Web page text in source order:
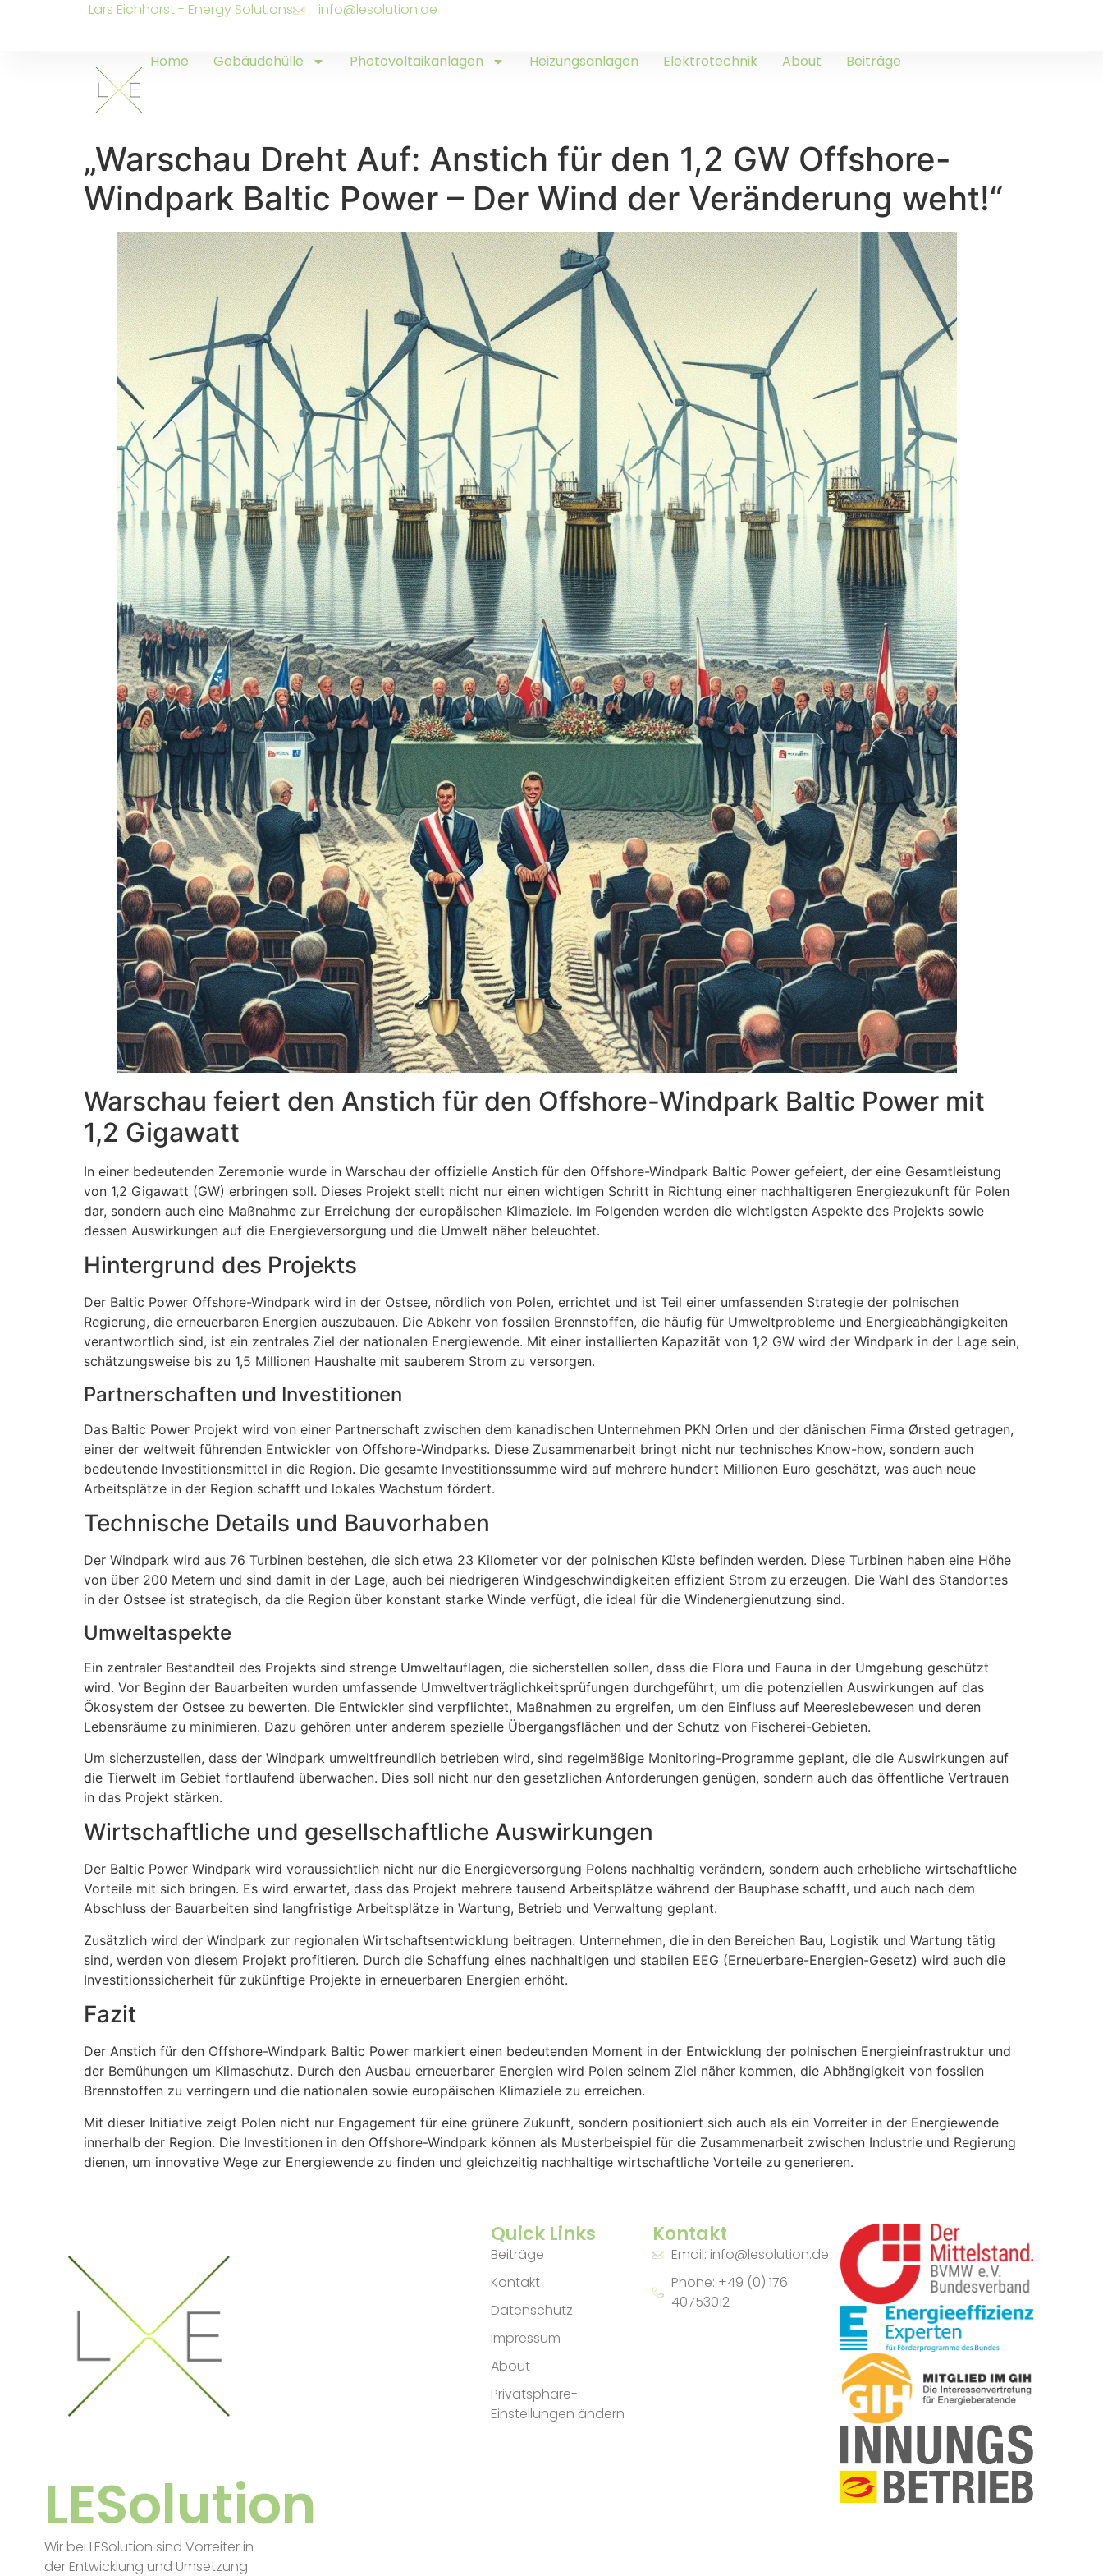
Lars Eichhorst - Energy Solutions info@lesolution.de
Home Gebäudehülle Photovoltaikanlagen Heizungsanlagen Elektrotechnik About Beiträge
„Warschau Dreht Auf: Anstich für den 1,2 GW Offshore-
Windpark Baltic Power – Der Wind der Veränderung weht!“
Warschau feiert den Anstich für den Offshore-Windpark Baltic Power mit
1,2 Gigawatt
In einer bedeutenden Zeremonie wurde in Warschau der offizielle Anstich für den Offshore-Windpark Baltic Power gefeiert, der eine Gesamtleistung
von 1,2 Gigawatt (GW) erbringen soll. Dieses Projekt stellt nicht nur einen wichtigen Schritt in Richtung einer nachhaltigeren Energiezukunft für Polen
dar, sondern auch eine Maßnahme zur Erreichung der europäischen Klimaziele. Im Folgenden werden die wichtigsten Aspekte des Projekts sowie
dessen Auswirkungen auf die Energieversorgung und die Umwelt näher beleuchtet.
Hintergrund des Projekts
Der Baltic Power Offshore-Windpark wird in der Ostsee, nördlich von Polen, errichtet und ist Teil einer umfassenden Strategie der polnischen
Regierung, die erneuerbaren Energien auszubauen. Die Abkehr von fossilen Brennstoffen, die häufig für Umweltprobleme und Energieabhängigkeiten
verantwortlich sind, ist ein zentrales Ziel der nationalen Energiewende. Mit einer installierten Kapazität von 1,2 GW wird der Windpark in der Lage sein,
schätzungsweise bis zu 1,5 Millionen Haushalte mit sauberem Strom zu versorgen.
Partnerschaften und Investitionen
Das Baltic Power Projekt wird von einer Partnerschaft zwischen dem kanadischen Unternehmen PKN Orlen und der dänischen Firma Ørsted getragen,
einer der weltweit führenden Entwickler von Offshore-Windparks. Diese Zusammenarbeit bringt nicht nur technisches Know-how, sondern auch
bedeutende Investitionsmittel in die Region. Die gesamte Investitionssumme wird auf mehrere hundert Millionen Euro geschätzt, was auch neue
Arbeitsplätze in der Region schafft und lokales Wachstum fördert.
Technische Details und Bauvorhaben
Der Windpark wird aus 76 Turbinen bestehen, die sich etwa 23 Kilometer vor der polnischen Küste befinden werden. Diese Turbinen haben eine Höhe
von über 200 Metern und sind damit in der Lage, auch bei niedrigeren Windgeschwindigkeiten effizient Strom zu erzeugen. Die Wahl des Standortes
in der Ostsee ist strategisch, da die Region über konstant starke Winde verfügt, die ideal für die Windenergienutzung sind.
Umweltaspekte
Ein zentraler Bestandteil des Projekts sind strenge Umweltauflagen, die sicherstellen sollen, dass die Flora und Fauna in der Umgebung geschützt
wird. Vor Beginn der Bauarbeiten wurden umfassende Umweltverträglichkeitsprüfungen durchgeführt, um die potenziellen Auswirkungen auf das
Ökosystem der Ostsee zu bewerten. Die Entwickler sind verpflichtet, Maßnahmen zu ergreifen, um den Einfluss auf Meereslebewesen und deren
Lebensräume zu minimieren. Dazu gehören unter anderem spezielle Übergangsflächen und der Schutz von Fischerei-Gebieten.
Um sicherzustellen, dass der Windpark umweltfreundlich betrieben wird, sind regelmäßige Monitoring-Programme geplant, die die Auswirkungen auf
die Tierwelt im Gebiet fortlaufend überwachen. Dies soll nicht nur den gesetzlichen Anforderungen genügen, sondern auch das öffentliche Vertrauen
in das Projekt stärken.
Wirtschaftliche und gesellschaftliche Auswirkungen
Der Baltic Power Windpark wird voraussichtlich nicht nur die Energieversorgung Polens nachhaltig verändern, sondern auch erhebliche wirtschaftliche
Vorteile mit sich bringen. Es wird erwartet, dass das Projekt mehrere tausend Arbeitsplätze während der Bauphase schafft, und auch nach dem
Abschluss der Bauarbeiten sind langfristige Arbeitsplätze in Wartung, Betrieb und Verwaltung geplant.
Zusätzlich wird der Windpark zur regionalen Wirtschaftsentwicklung beitragen. Unternehmen, die in den Bereichen Bau, Logistik und Wartung tätig
sind, werden von diesem Projekt profitieren. Durch die Schaffung eines nachhaltigen und stabilen EEG (Erneuerbare-Energien-Gesetz) wird auch die
Investitionssicherheit für zukünftige Projekte in erneuerbaren Energien erhöht.
Fazit
Der Anstich für den Offshore-Windpark Baltic Power markiert einen bedeutenden Moment in der Entwicklung der polnischen Energieinfrastruktur und
der Bemühungen um Klimaschutz. Durch den Ausbau erneuerbarer Energien wird Polen seinem Ziel näher kommen, die Abhängigkeit von fossilen
Brennstoffen zu verringern und die nationalen sowie europäischen Klimaziele zu erreichen.
Mit dieser Initiative zeigt Polen nicht nur Engagement für eine grünere Zukunft, sondern positioniert sich auch als ein Vorreiter in der Energiewende
innerhalb der Region. Die Investitionen in den Offshore-Windpark können als Musterbeispiel für die Zusammenarbeit zwischen Industrie und Regierung
dienen, um innovative Wege zur Energiewende zu finden und gleichzeitig nachhaltige wirtschaftliche Vorteile zu generieren.
LESolution
Wir bei LESolution sind Vorreiter in
der Entwicklung und Umsetzung
Quick Links
Beiträge
Kontakt
Datenschutz
Impressum
About
Privatsphäre-
Einstellungen ändern
Kontakt
Email: info@lesolution.de
Phone: +49 (0) 176
40753012